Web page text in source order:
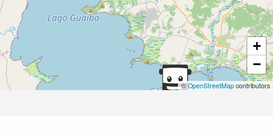
+
−
©OpenStreetMap contributors